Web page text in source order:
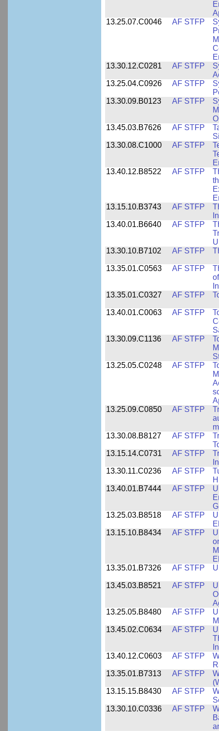
13.25.07.C0046
AF STFP
13.30.12.C0281
AF STFP
13.25.04.C0926
AF STFP
13.30.09.B0123
AF STFP
13.45.03.B7626
AF STFP
13.30.08.C1000
AF STFP
13.40.12.B8522
AF STFP
13.15.10.B3743
AF STFP
13.40.01.B6640
AF STFP
13.30.10.B7102
AF STFP
13.35.01.C0563 AF STFP
13.35.01.C0327
AF STFP
13.40.01.C0063 AF STFP
13.30.09.C1136
AF STFP
13.25.05.C0248
AF STFP
13.25.09.C0850
AF STFP
13.30.08.B8127
AF STFP
13.15.14.C0731
AF STFP
13.30.11.C0236
AF STFP
13.40.01.B7444
AF STFP
13.25.03.B8518
AF STFP
13.15.10.B8434
AF STFP
13.35.01.B7326
AF STFP
13.45.03.B8521 AF STFP
13.25.05.B8480
AF STFP
13.45.02.C0634
AF STFP
13.40.12.C0603
AF STFP
13.35.01.B7313
AF STFP
13.15.15.B8430
AF STFP
13.30.10.C0336
AF STFP